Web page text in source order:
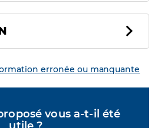
erronée ou manquante
vous a-t-il été